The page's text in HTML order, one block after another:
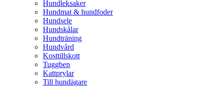
Hundleksaker
Hundmat & hundfoder
Hundsele
Hundskålar
Hundträning
Hundvård
Kosttillskott
Tuggben
Kattprylar
Till hundägare